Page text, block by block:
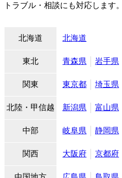
トラブル・相談にも対応します
北海道 北海道
東北 青森県 岩手県
関東 東京都 埼玉県
北陸・甲信越 新潟県 富山県
中部 岐阜県 静岡県
関西 大阪府 京都府